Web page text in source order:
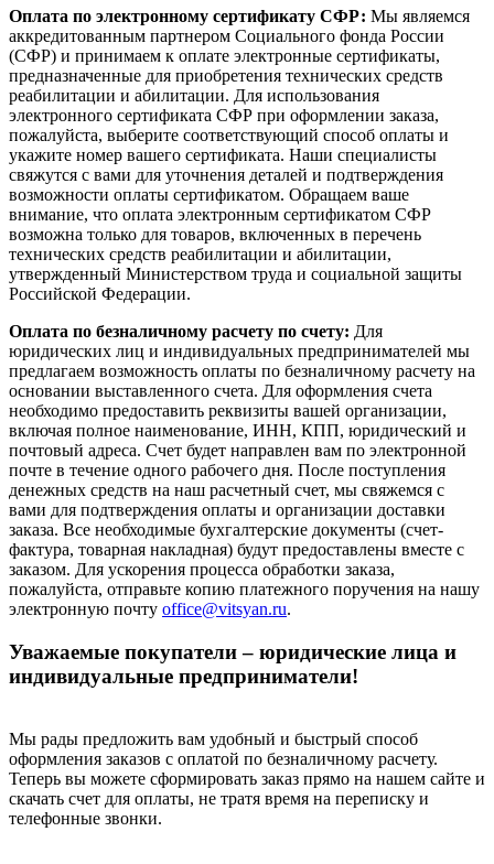
Оплата по электронному сертификату СФР: Мы являемся
аккредитованным партнером Социального фонда России
(СФР) и принимаем к оплате электронные сертификаты,
предназначенные для приобретения технических средств
реабилитации и абилитации. Для использования
электронного сертификата СФР при оформлении заказа,
пожалуйста, выберите соответствующий способ оплаты и
укажите номер вашего сертификата. Наши специалисты
свяжутся с вами для уточнения деталей и подтверждения
возможности оплаты сертификатом. Обращаем ваше
внимание, что оплата электронным сертификатом СФР
возможна только для товаров, включенных в перечень
технических средств реабилитации и абилитации,
утвержденный Министерством труда и социальной защиты
Российской Федерации.
Оплата по безналичному расчету по счету: Для
юридических лиц и индивидуальных предпринимателей мы
предлагаем возможность оплаты по безналичному расчету на
основании выставленного счета. Для оформления счета
необходимо предоставить реквизиты вашей организации,
включая полное наименование, ИНН, КПП, юридический и
почтовый адреса. Счет будет направлен вам по электронной
почте в течение одного рабочего дня. После поступления
денежных средств на наш расчетный счет, мы свяжемся с
вами для подтверждения оплаты и организации доставки
заказа. Все необходимые бухгалтерские документы (счет-
фактура, товарная накладная) будут предоставлены вместе с
заказом. Для ускорения процесса обработки заказа,
пожалуйста, отправьте копию платежного поручения на нашу
электронную почту office@vitsyan.ru.
Уважаемые покупатели – юридические лица и
индивидуальные предприниматели!
Мы рады предложить вам удобный и быстрый способ
оформления заказов с оплатой по безналичному расчету.
Теперь вы можете сформировать заказ прямо на нашем сайте и
скачать счет для оплаты, не тратя время на переписку и
телефонные звонки.